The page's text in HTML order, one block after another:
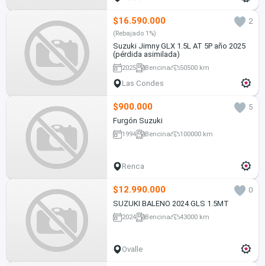
$16.590.000 2
(Rebajado 1%)
Suzuki Jimny GLX 1.5L AT 5P año 2025
(pérdida asimilada)
2025 Bencina 50500 km
Las Condes
$900.000
5
Furgón Suzuki
1994 Bencina 100000 km
Renca
$12.990.000
0
SUZUKI BALENO 2024 GLS 1.5MT
2024 Bencina 43000 km
Ovalle